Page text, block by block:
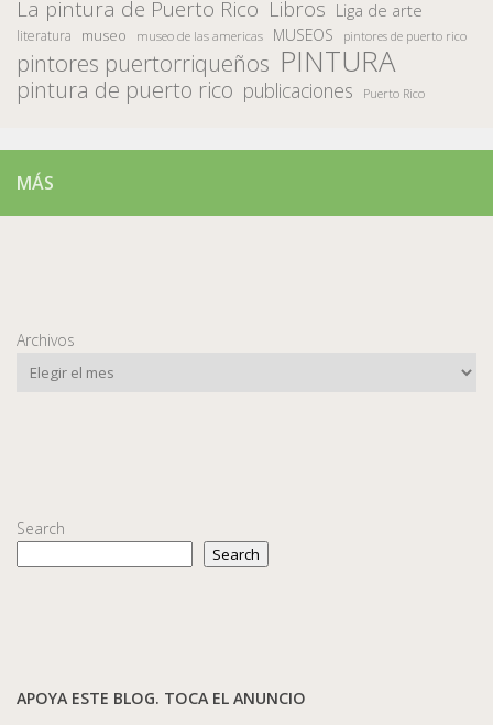
La pintura de Puerto Rico Libros Liga de arte
literatura museo museo de las americas MUSEOS pintores de puerto rico
pintores puertorriqueños PINTURA
pintura de puerto rico publicaciones Puerto Rico
MÁS
Archivos
Search
Search
APOYA ESTE BLOG. TOCA EL ANUNCIO